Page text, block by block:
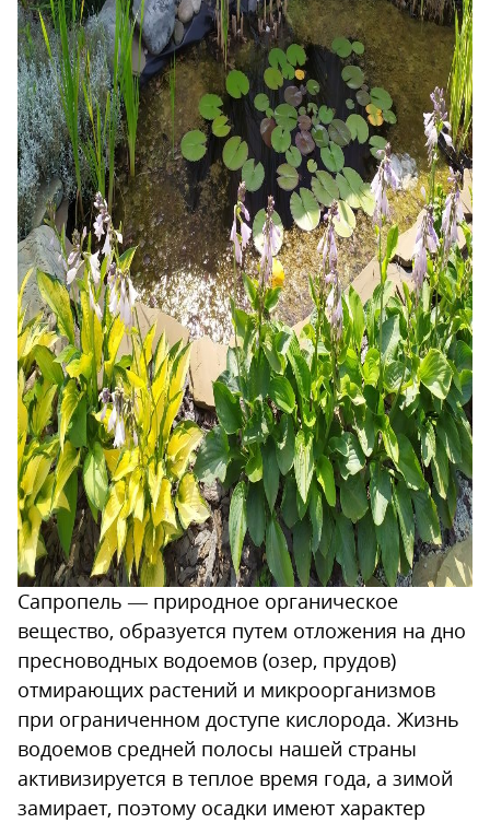
Сапропель — природное органическое
вещество, образуется путем отложения на дно
пресноводных водоемов (озер, прудов)
отмирающих растений и микроорганизмов
при ограниченном доступе кислорода. Жизнь
водоемов средней полосы нашей страны
активизируется в теплое время года, а зимой
замирает, поэтому осадки имеют характер